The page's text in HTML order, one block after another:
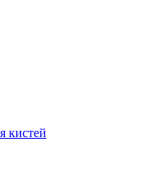
кистей